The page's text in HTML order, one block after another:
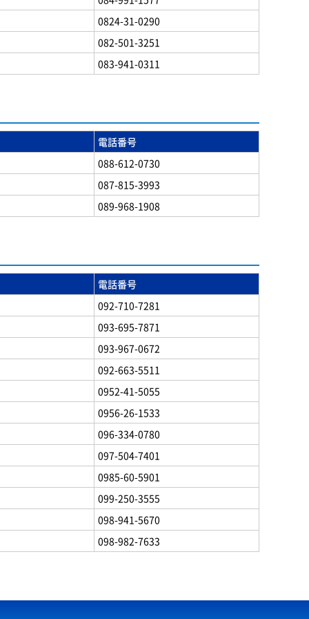
0824-31-0290
082-501-3251
083-941-0311
電話番号
088-612-0730
087-815-3993
089-968-1908
電話番号
092-710-7281
093-695-7871
093-967-0672
092-663-5511
0952-41-5055
0956-26-1533
096-334-0780
097-504-7401
0985-60-5901
099-250-3555
098-941-5670
098-982-7633